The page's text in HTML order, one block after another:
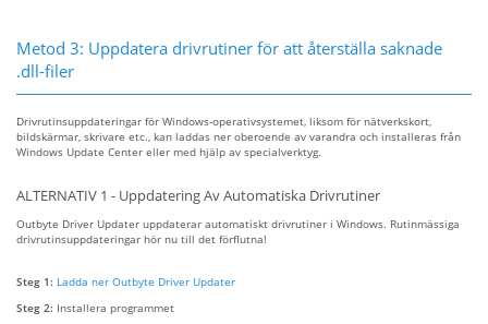
Metod 3: Uppdatera drivrutiner för att återställa saknade
.dll-filer
Drivrutinsuppdateringar för Windows-operativsystemet, liksom för nätverkskort,
bildskärmar, skrivare etc., kan laddas ner oberoende av varandra och installeras från
Windows Update Center eller med hjälp av specialverktyg.
ALTERNATIV 1 - Uppdatering Av Automatiska Drivrutiner
Outbyte Driver Updater uppdaterar automatiskt drivrutiner i Windows. Rutinmässiga
drivrutinsuppdateringar hör nu till det förflutna!
Steg 1: Ladda ner Outbyte Driver Updater
Steg 2: Installera programmet